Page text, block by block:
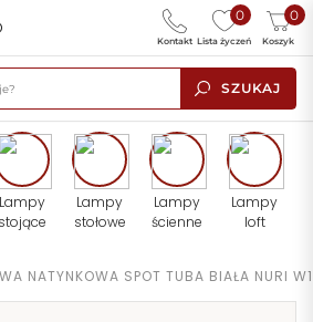
SZUKAJ
0
Lista życzeń
0
Koszyk
Kontakt
Lampy
stojące
Lampy
stołowe
Lampy
ścienne
Lampy
loft
NATYNKOWA SPOT TUBA BIAŁA NURI W1